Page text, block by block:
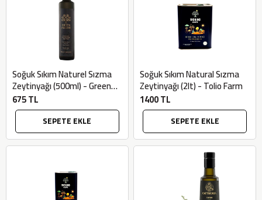
Soğuk Sıkım Naturel Sızma
Zeytinyağı (500ml) - Green
Amour
675 TL
SEPETE EKLE
Soğuk Sıkım Natural Sızma
Zeytinyağı (2lt) - Tolio Farm
1400 TL
SEPETE EKLE